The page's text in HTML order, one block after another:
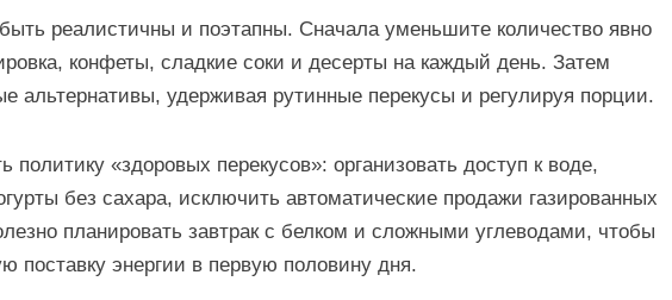
реалистичны и поэтапны. Сначала уменьшите количество явно
конфеты, сладкие соки и десерты на каждый день. Затем
альтернативы, удерживая рутинные перекусы и регулируя порции.
«здоровых перекусов»: организовать доступ к воде,
без сахара, исключить автоматические продажи газированных
планировать завтрак с белком и сложными углеводами, чтобы
поставку энергии в первую половину дня.